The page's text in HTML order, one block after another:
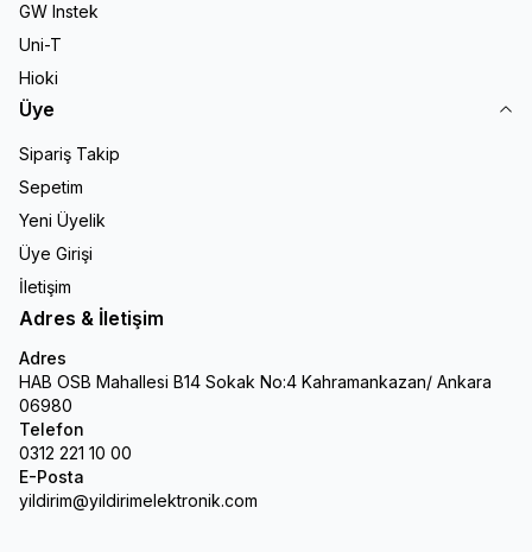
GW Instek
Uni-T
Hioki
Üye
Sipariş Takip
Sepetim
Yeni Üyelik
Üye Girişi
İletişim
Adres & İletişim
Adres
HAB OSB Mahallesi B14 Sokak No:4 Kahramankazan/ Ankara
06980
Telefon
0312 221 10 00
E-Posta
yildirim@yildirimelektronik.com